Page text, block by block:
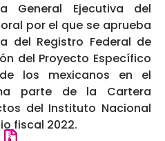
General Ejecutiva del
por el que se aprueba
del Registro Federal de
del Proyecto Específico
de los mexicanos en el
parte de la Cartera
del Instituto Nacional
fiscal 2022.